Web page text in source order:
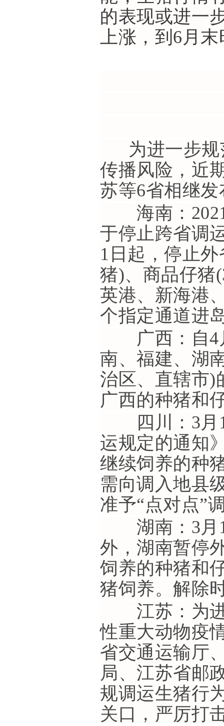
的表现或进一
上涨，到6月
为进一步规
传播风险，近
苏等6省相继
海南：2021
于停止跨省调
1日起，停止
猪)、商品仔猪
英港、新海港
个指定通道进
广西：自4
南、福建、湖
治区、直辖市)
广西的种猪和
四川：3月
运规定的通知
继续饲养的种
需向调入地县
准予“点对点”
湖南：3月
外，湖南暂停
饲养的种猪和
猪饲养。解除
江苏：为进
性重大动物疫
省交通运输厅
局、江苏省邮
规调运生猪行
关口，严厉打